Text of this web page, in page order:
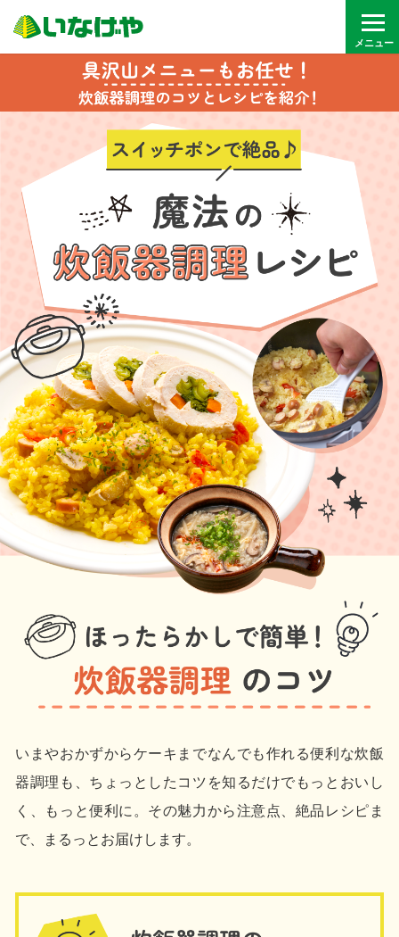
いまやおかずからケーキまでなんでも作れる便利な炊飯
器調理も、ちょっとしたコツを知るだけでもっとおいし
く、もっと便利に。その魅力から注意点、絶品レシピま
で、まるっとお届けします。